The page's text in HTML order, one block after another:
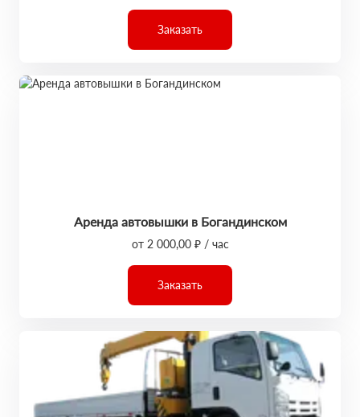
Заказать
Аренда автовышки в Богандинском
от 2 000,00 ₽ / час
Заказать